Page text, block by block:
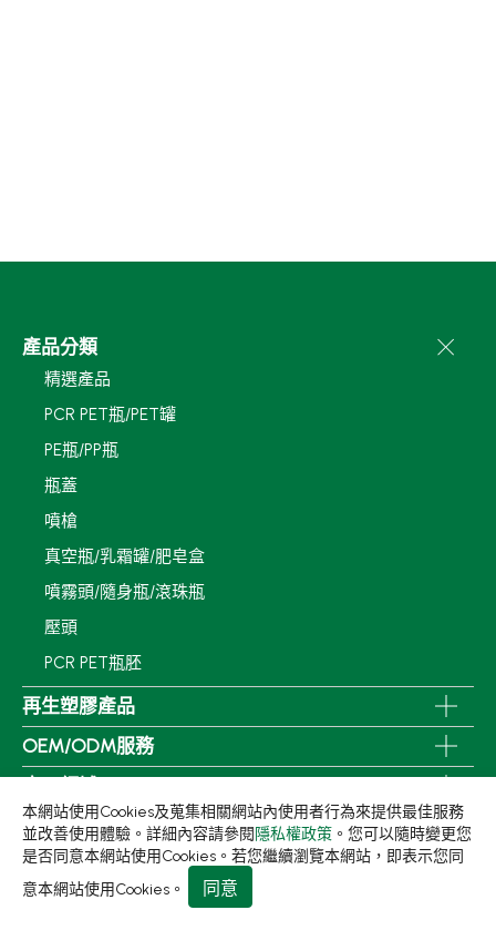
產品分類
精選產品
PCR PET瓶/PET罐
PE瓶/PP瓶
瓶蓋
噴槍
真空瓶/乳霜罐/肥皂盒
噴霧頭/隨身瓶/滾珠瓶
壓頭
PCR PET瓶胚
再生塑膠產品
OEM/ODM服務
永續發展
新聞中心
本網站使用Cookies及蒐集相關網站內使用者行為來提供最佳服務
並改善使用體驗。詳細內容請參閱 隱私權政策 。您可以隨時變更您
是否同意本網站使用Cookies。若您繼續瀏覽本網站，即表示您同
意本網站使用Cookies。
同意